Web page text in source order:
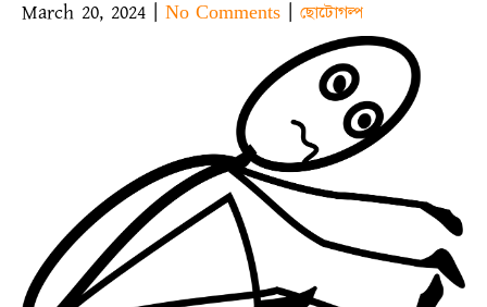
March 20, 2024 | No Comments | ছোটোগল্প